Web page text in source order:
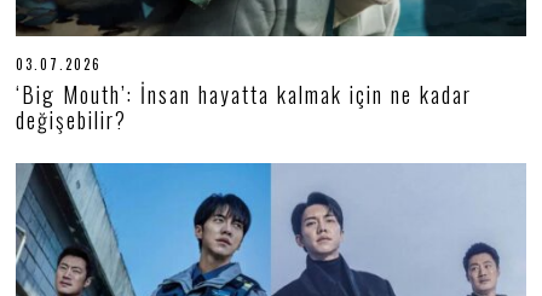
03.07.2026
6
.
0
0
2
6
‘Big Mouth’: İnsan hayatta kalmak için ne kadar
değişebilir?